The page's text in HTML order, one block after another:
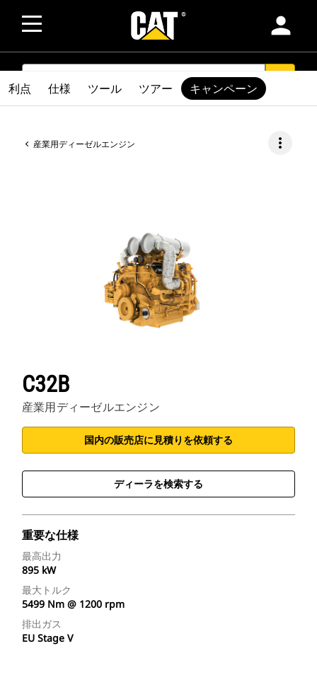
person
SEARCH
産業用ディーゼルエンジン more_vert
C32B
産業用ディーゼルエンジン
国内の販売店に見積りを依頼する
ディーラを検索する
重要な仕様
最高出力
895 kW
最大トルク
5499 Nm @ 1200 rpm
排出ガス
EU Stage V
利点 仕様 ツール ツアー キャンペーン